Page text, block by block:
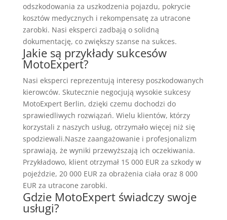
odszkodowania za uszkodzenia pojazdu, pokrycie
kosztów medycznych i rekompensatę za utracone
zarobki. Nasi eksperci zadbają o solidną
dokumentację, co zwiększy szanse na sukces.
Jakie są przykłady sukcesów
MotoExpert?
Nasi eksperci reprezentują interesy poszkodowanych
kierowców. Skutecznie negocjują wysokie sukcesy
MotoExpert Berlin, dzięki czemu dochodzi do
sprawiedliwych rozwiązań. Wielu klientów, którzy
korzystali z naszych usług, otrzymało więcej niż się
spodziewali.Nasze zaangażowanie i profesjonalizm
sprawiają, że wyniki przewyższają ich oczekiwania.
Przykładowo, klient otrzymał 15 000 EUR za szkody w
pojeździe, 20 000 EUR za obrażenia ciała oraz 8 000
EUR za utracone zarobki.
Gdzie MotoExpert świadczy swoje
usługi?